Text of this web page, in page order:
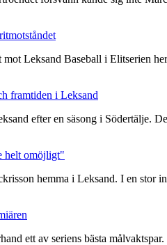
Leksand Baseball i Elitserien
framtiden i Leksand
efter en säsong i Södertälje.
helt omöjligt"
hemma i Leksand. I en stor
ett av seriens bästa